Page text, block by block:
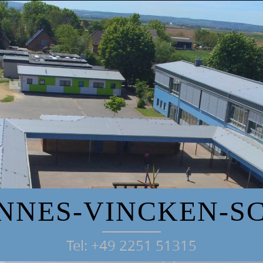
VINCKEN-
Tel: +49 2251 51315